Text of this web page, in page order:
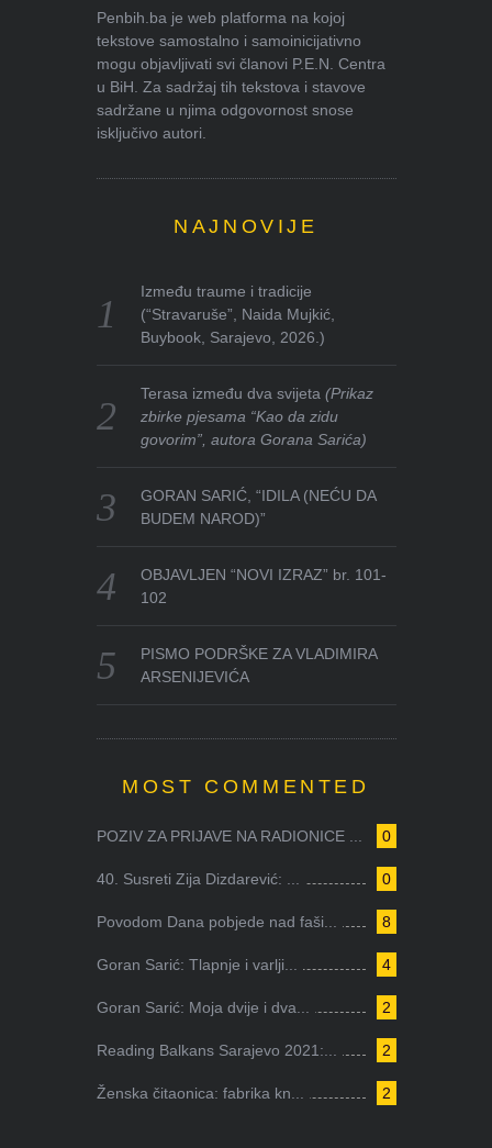
Penbih.ba je web platforma na kojoj
tekstove samostalno i samoinicijativno
mogu objavljivati svi članovi P.E.N. Centra
u BiH. Za sadržaj tih tekstova i stavove
sadržane u njima odgovornost snose
isključivo autori.
NAJNOVIJE
Između traume i tradicije
(“Stravaruše”, Naida Mujkić,
Buybook, Sarajevo, 2026.)
Terasa između dva svijeta(Prikaz
zbirke pjesama “Kao da zidu
govorim”, autora Gorana Sarića)
GORAN SARIĆ, “IDILA (NEĆU DA
BUDEM NAROD)”
OBJAVLJEN “NOVI IZRAZ” br. 101-
102
PISMO PODRŠKE ZA VLADIMIRA
ARSENIJEVIĆA
MOST COMMENTED
0
POZIV ZA PRIJAVE NA RADIONICE ...
0
40. Susreti Zija Dizdarević: ...
8
Povodom Dana pobjede nad faši...
4
Goran Sarić: Tlapnje i varlji...
2
Goran Sarić: Moja dvije i dva...
2
Reading Balkans Sarajevo 2021:...
2
Ženska čitaonica: fabrika kn...